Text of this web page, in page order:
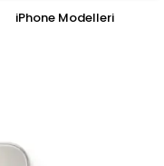
iPhone Modelleri